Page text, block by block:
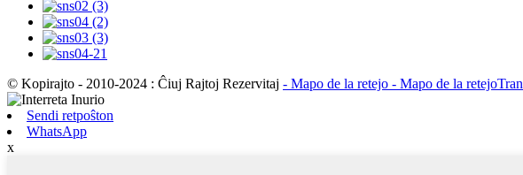
© Kopirajto - 2010-2024 : Ĉiuj Rajtoj Rezervitaj - Mapo de la retejo - Mapo de la
Sendi retpoŝton
WhatsApp
x